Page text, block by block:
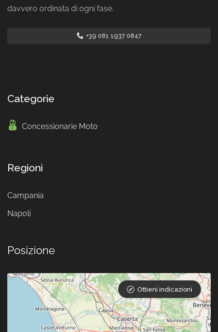
davvero ordinata di ogni fase.
+39 081 1937 0847
Categorie
Concessionarie Moto
Regioni
Campania
Napoli
Posizione
Ottieni indicazioni